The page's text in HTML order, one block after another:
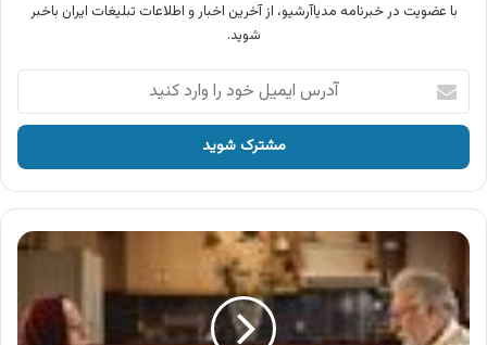
با عضویت در خبرنامه مدیاآرشیو، از آخرین اخبار و اطلاعات تبلیغات ایران باخبر
شوید.
آدرس
ایمیل
خود
وارد
کنید
آگهی
ماهی
تن
مجید